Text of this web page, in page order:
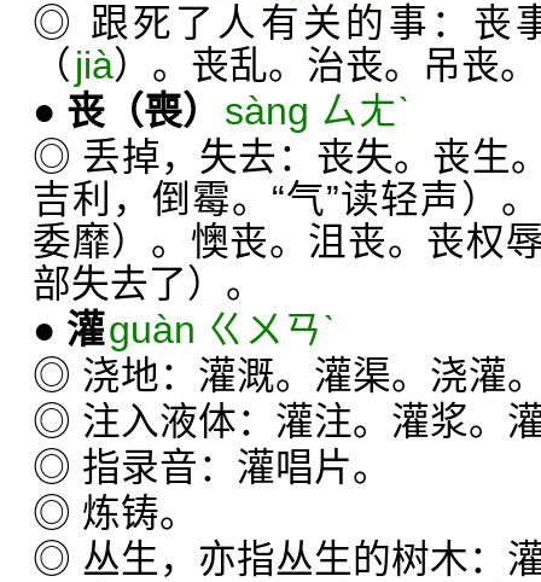
◎ 跟死了人有关的事：丧
（ jià）。丧乱。治丧。吊丧。
● 丧 （喪）
sàng ㄙㄤˋ
◎ 丢掉，失去：丧失。丧生
吉利，倒霉。“气”读轻声）
委靡）。懊丧。沮丧。丧权
部失去了）。
● 灌guàn ㄍㄨㄢˋ
◎ 浇地：灌溉。灌渠。浇灌
◎ 注入液体：灌注。灌浆。
◎ 指录音：灌唱片。
◎ 炼铸。
◎ 丛生，亦指丛生的树木：